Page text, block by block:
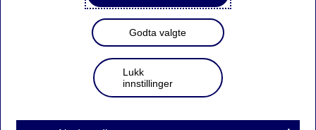
Godta valgte
Lukk
innstillinger